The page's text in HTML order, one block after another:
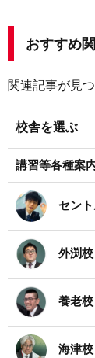
おすすめ
関連記事が見
校舎を選ぶ
講習等各種案
セン
外渕校
養老校
海津校